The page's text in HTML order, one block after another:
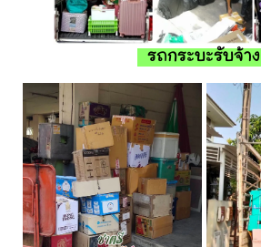
รถกระบะรับจ้าง